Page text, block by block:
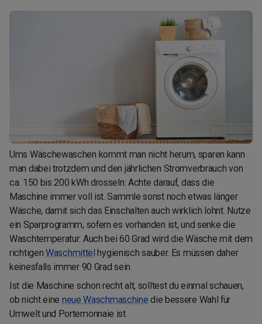
Ums Wäschewaschen kommt man nicht herum, sparen kann
man dabei trotzdem und den jährlichen Stromverbrauch von
ca. 150 bis 200 kWh drosseln: Achte darauf, dass die
Maschine immer voll ist. Sammle sonst noch etwas länger
Wäsche, damit sich das Einschalten auch wirklich lohnt. Nutze
ein Sparprogramm, sofern es vorhanden ist, und senke die
Waschtemperatur: Auch bei 60 Grad wird die Wäsche mit dem
richtigenWaschmittel hygienisch sauber. Es müssen daher
keinesfalls immer 90 Grad sein.
Ist die Maschine schon recht alt, solltest du einmal schauen,
ob nicht eine neue Waschmaschine die bessere Wahl für
Umwelt und Portemonnaie ist.